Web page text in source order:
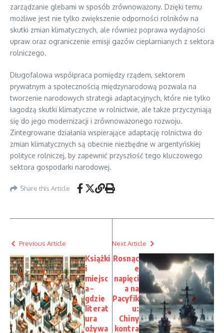
zarządzanie glebami w sposób zrównoważony. Dzięki temu
możliwe jest nie tylko zwiększenie odporności rolników na
skutki zmian klimatycznych, ale również poprawa wydajności
upraw oraz ograniczenie emisji gazów cieplarnianych z sektora
rolniczego.
Długofalowa współpraca pomiędzy rządem, sektorem
prywatnym a społecznością międzynarodową pozwala na
tworzenie narodowych strategii adaptacyjnych, które nie tylko
łagodzą skutki klimatyczne w rolnictwie, ale także przyczyniają
się do jego modernizacji i zrównoważonego rozwoju.
Zintegrowane działania wspierające adaptację rolnictwa do
zmian klimatycznych są obecnie niezbędne w argentyńskiej
polityce rolniczej, by zapewnić przyszłość tego kluczowego
sektora gospodarki narodowej.
Share this Article
Previous Article
Książki
i
miejsc
a –
gdzie
literat
ura
ożywa
Next Article
Rosnąc
e
napięci
a na
Pacyfik
u:
Chiny
kontra